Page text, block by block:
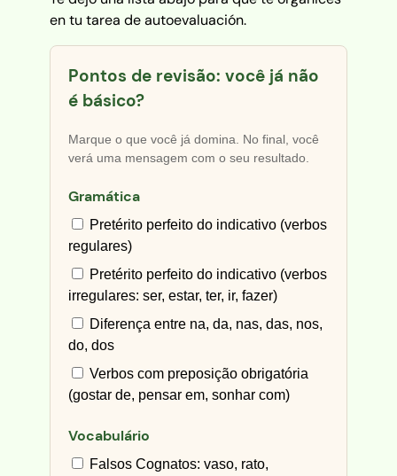
en tu tarea de autoevaluación.
Pontos de revisão: você já não
é básico?
Marque o que você já domina. No final, você
verá uma mensagem com o seu resultado.
Gramática
Pretérito perfeito do indicativo (verbos
regulares)
Pretérito perfeito do indicativo (verbos
irregulares: ser, estar, ter, ir, fazer)
Diferença entre na, da, nas, das, nos,
do, dos
Verbos com preposição obrigatória
(gostar de, pensar em, sonhar com)
Vocabulário
Falsos Cognatos: vaso, rato,